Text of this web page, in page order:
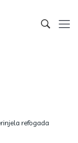
refogada